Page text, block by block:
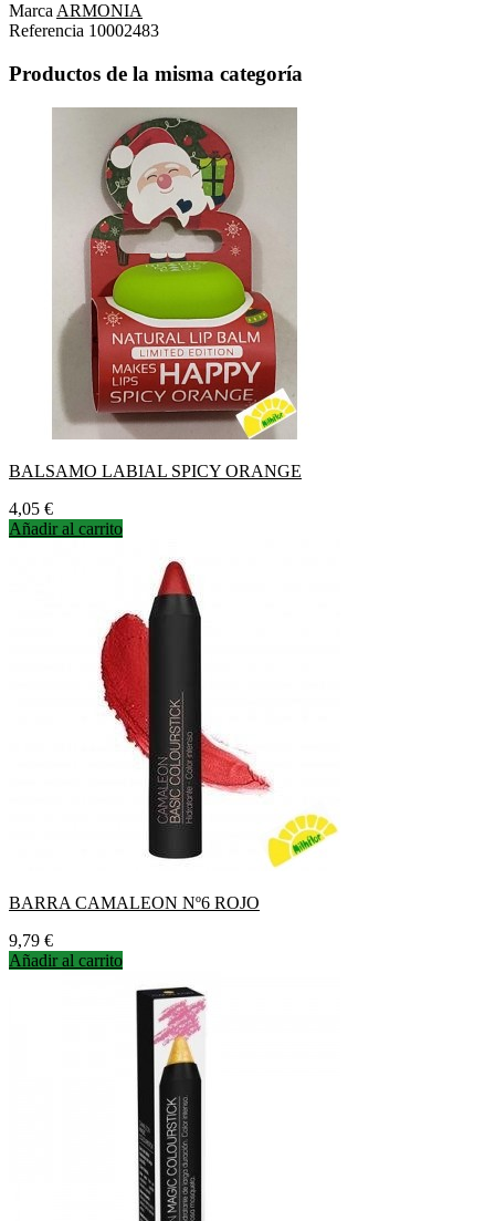
Marca ARMONIA
Referencia 10002483
Productos de la misma categoría
BALSAMO LABIAL SPICY ORANGE
Precio
4,05 €
Añadir al carrito
BARRA CAMALEON Nº6 ROJO
Precio
9,79 €
Añadir al carrito